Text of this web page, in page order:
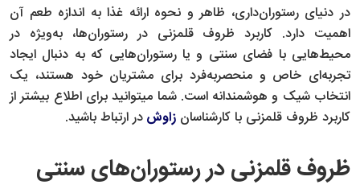
در دنیای رستوران‌داری، ظاهر و نحوه ارائه غذا به اندازه طعم آن
اهمیت دارد. کاربرد ظروف قلمزنی در رستوران‌ها، به‌ویژه در
محیط‌هایی با فضای سنتی و یا رستوران‌هایی که به دنبال ایجاد
تجربه‌ای خاص و منحصربه‌فرد برای مشتریان خود هستند، یک
انتخاب شیک و هوشمندانه است. شما میتوانید برای اطلاع بیشتر از
کاربرد ظروف قلمزنی با کارشناسان زاوشدر ارتباط باشید.
ظروف قلمزنی در رستوران‌های سنتی